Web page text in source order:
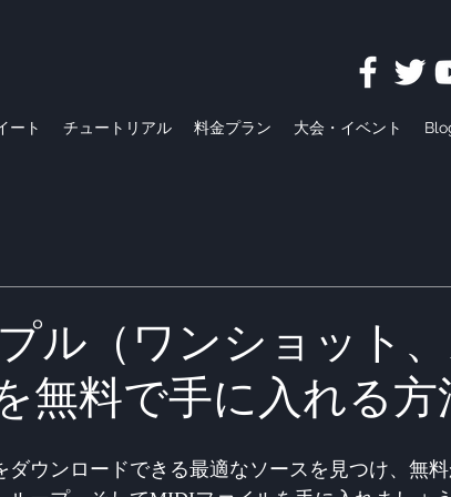
ート チュートリアル 料金プラン 大会・イベント
ル（ワンショット
無料で手に入れる方
ダウンロードできる最適なソースを見つけ、無